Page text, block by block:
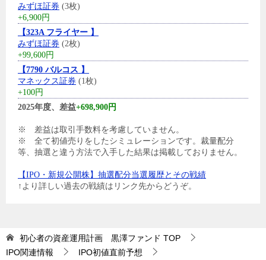
みずほ証券 (3枚)
+6,900円
【323A フライヤー 】
みずほ証券 (2枚)
+99,600円
【7790 バルコス 】
マネックス証券 (1枚)
+100円
2025年度、差益+698,900円
※ 差益は取引手数料を考慮していません。
※ 全て初値売りをしたシミュレーションです。裁量配分
等、抽選と違う方法で入手した結果は掲載しておりません。
【IPO・新規公開株】抽選配分当選履歴とその戦績
↑より詳しい過去の戦績はリンク先からどうぞ。
初心者の資産運用計画 黒澤ファンド TOP
IPO関連情報
IPO初値直前予想